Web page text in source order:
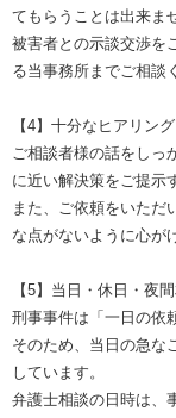
てもらうことは出来ま
被害者との示談交渉を
る当事務所までご相談
【4】十分なヒアリング
ご相談者様の話をしっ
に近い解決策をご提示
また、ご依頼をいただ
な点がないように心が
【5】当日・休日・夜
刑事事件は「一日の依
そのため、当日の急な
しています。
弁護士相談の日時は、